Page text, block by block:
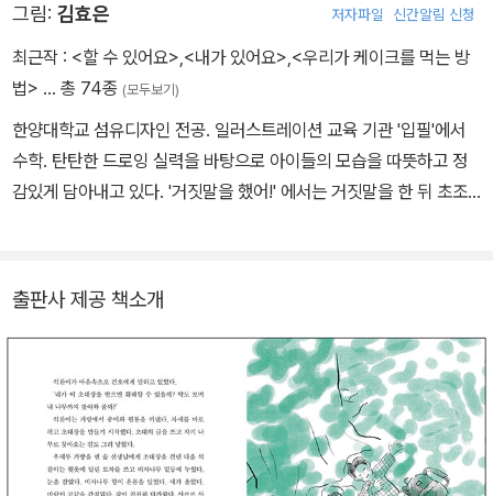
과 우리 할머니의 영혼이 바뀐 것만 같다. 두 달 전까지만 해도 할머니
는 화를 낸 적도, 엄살을 부린 적도, 협박을 한 적도 없는데 말이다. 할
머니가 뇌를 다치셔서 예전의 모습이 아니라는 걸 알면서도 나는 아
에 대해서도, 나무에 대해서도, 나물에 대해서도, 사람에 대해서도 잘
알고 계셨던 할머니. 하지만 이제 나는 그동안 내가 알아 왔던 할머니
와 헤어지고 지금의 할머니와 새로 만났다는 걸 안다. 편찮으시고 나
어느 주말, 할아버지 댁에 다녀온 날 윤주와 진욱이네 집에 도둑이 들
었다. 번호 키가 고장 나 열쇠로 문을 잠근 게 탈이었을까? 하지만 열
쇠로 문이 안 열려 열쇠 수리 아저씨가 오고 급기야 119와 경찰까지
오고 말았다. 다행히 도둑은 엄마의 결혼반지만 가져갔지만 아빠는
자신의 카메라가 그대로 있는 게 어쩐지 섭섭한 눈치다. 문단속을 소
그림: 김효은 저자파일 신간알림 신청
최근작 : <할 수 있어요> <내가 있어요> <우리가 케이크를 먹는 방
법> … 총 74종 (모두보기)
한양대학교 섬유디자인 전공. 일러스트레이션 교육 기관 '입필'에서
수학. 탄탄한 드로잉 실력을 바탕으로 아이들의 모습을 따뜻하고 정
감있게 담아내고 있다. '거짓말을 했어!' 에서는 거짓말을 한 뒤 초조
스트롱', '흉내쟁이 도깨비', '사회가 재미있어지는 2학년 맞춤정치' 등
이 있다.
출판사 제공 책소개